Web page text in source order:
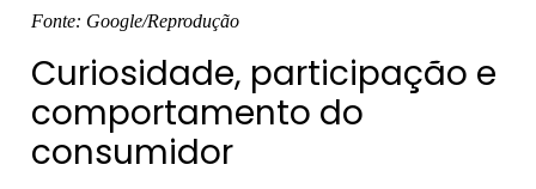
Fonte: Google/Reprodução
Curiosidade, participação e
comportamento do
consumidor